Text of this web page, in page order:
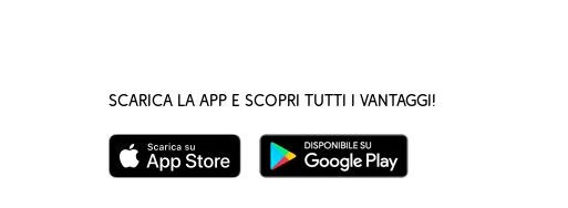
Scarica la App e scopri tutti i vantaggi!